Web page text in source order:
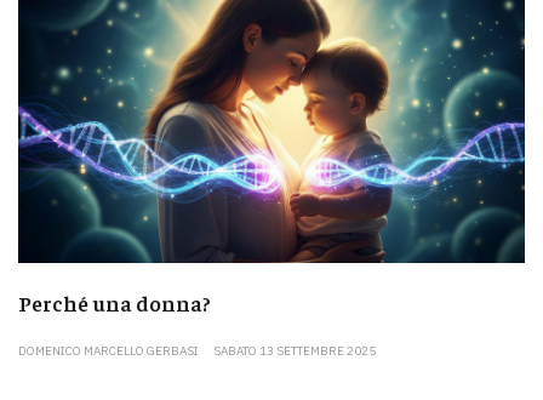
Perché una donna?
DOMENICO MARCELLO GERBASI SABATO 13 SETTEMBRE 2025